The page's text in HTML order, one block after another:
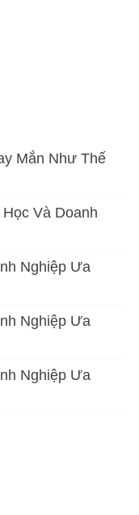
Mắn Như Thế
Và Doanh
Nghiệp Ưa
Nghiệp Ưa
Nghiệp Ưa